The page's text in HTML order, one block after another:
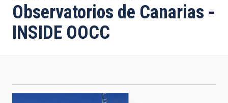
Observatorios de Canarias -
INSIDE OOCC